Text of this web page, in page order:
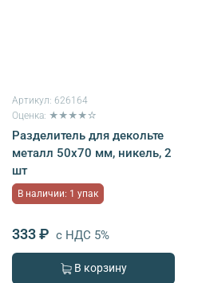
Артикул: 626164
Оценка: ★★★★☆
Разделитель для декольте
металл 50х70 мм, никель, 2
шт
В наличии: 1 упак
333 ₽ с НДС 5%
В корзину